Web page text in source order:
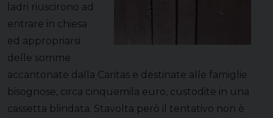
ladri riuscirono ad
entrare in chiesa
ed appropriarsi
delle somme
accantonate dalla Caritas e destinate alle famiglie
bisognose, circa cinquemila euro, custodite in una
cassetta blindata. Stavolta però il tentativo non è